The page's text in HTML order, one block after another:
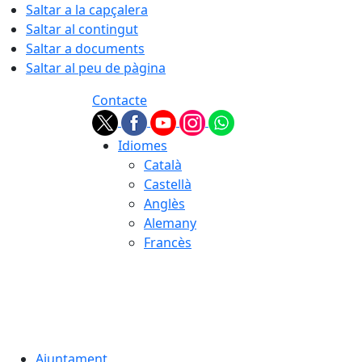
Saltar a la capçalera
Saltar al contingut
Saltar a documents
Saltar al peu de pàgina
Contacte
Idiomes
Català
Castellà
Anglès
Alemany
Francès